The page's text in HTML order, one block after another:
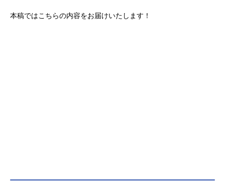
本稿ではこちらの内容をお届けいたします！